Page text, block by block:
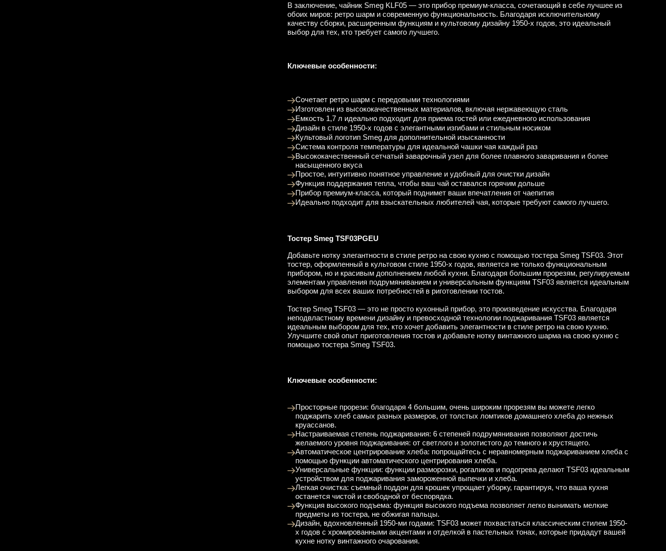
В заключение, чайник Smeg KLF05 — это прибор премиум-класса, сочетающий в себе лучшее из
обоих миров: ретро шарм и современную функциональность. Благодаря исключительному
качеству сборки, расширенным функциям и культовому дизайну 1950-х годов, это идеальный
выбор для тех, кто требует самого лучшего.
Ключевые особенности:
Сочетает ретро шарм с передовыми технологиями
Изготовлен из высококачественных материалов, включая нержавеющую сталь
Емкость 1,7 л идеально подходит для приема гостей или ежедневного использования
Дизайн в стиле 1950-х годов с элегантными изгибами и стильным носиком
Культовый логотип Smeg для дополнительной изысканности
Система контроля температуры для идеальной чашки чая каждый раз
Высококачественный сетчатый заварочный узел для более плавного заваривания и более
насыщенного вкуса
Простое, интуитивно понятное управление и удобный для очистки дизайн
Функция поддержания тепла, чтобы ваш чай оставался горячим дольше
Прибор премиум-класса, который поднимет ваши впечатления от чаепития
Идеально подходит для взыскательных любителей чая, которые требуют самого лучшего.
Тостер Smeg TSF03PGEU
Добавьте нотку элегантности в стиле ретро на свою кухню с помощью тостера Smeg TSF03. Этот
тостер, оформленный в культовом стиле 1950-х годов, является не только функциональным
прибором, но и красивым дополнением любой кухни. Благодаря большим прорезям, регулируемым
элементам управления подрумяниванием и универсальным функциям TSF03 является идеальным
выбором для всех ваших потребностей в риготовлении тостов.
Тостер Smeg TSF03 — это не просто кухонный прибор, это произведение искусства. Благодаря
неподвластному времени дизайну и превосходной технологии поджаривания TSF03 является
идеальным выбором для тех, кто хочет добавить элегантности в стиле ретро на свою кухню.
Улучшите свой опыт приготовления тостов и добавьте нотку винтажного шарма на свою кухню с
помощью тостера Smeg TSF03.
Ключевые особенности:
Просторные прорези: благодаря 4 большим, очень широким прорезям вы можете легко
поджарить хлеб самых разных размеров, от толстых ломтиков домашнего хлеба до нежных
круассанов.
Настраиваемая степень поджаривания: 6 степеней подрумянивания позволяют достичь
желаемого уровня поджаривания: от светлого и золотистого до темного и хрустящего.
Автоматическое центрирование хлеба: попрощайтесь с неравномерным поджариванием хлеба с
помощью функции автоматического центрирования хлеба.
Универсальные функции: функции разморозки, рогаликов и подогрева делают TSF03 идеальным
устройством для поджаривания замороженной выпечки и хлеба.
Легкая очистка: съемный поддон для крошек упрощает уборку, гарантируя, что ваша кухня
останется чистой и свободной от беспорядка.
Функция высокого подъема: функция высокого подъема позволяет легко вынимать мелкие
предметы из тостера, не обжигая пальцы.
Дизайн, вдохновленный 1950-ми годами: TSF03 может похвастаться классическим стилем 1950-
х годов с хромированными акцентами и отделкой в пастельных тонах, которые придадут вашей
кухне нотку винтажного очарования.